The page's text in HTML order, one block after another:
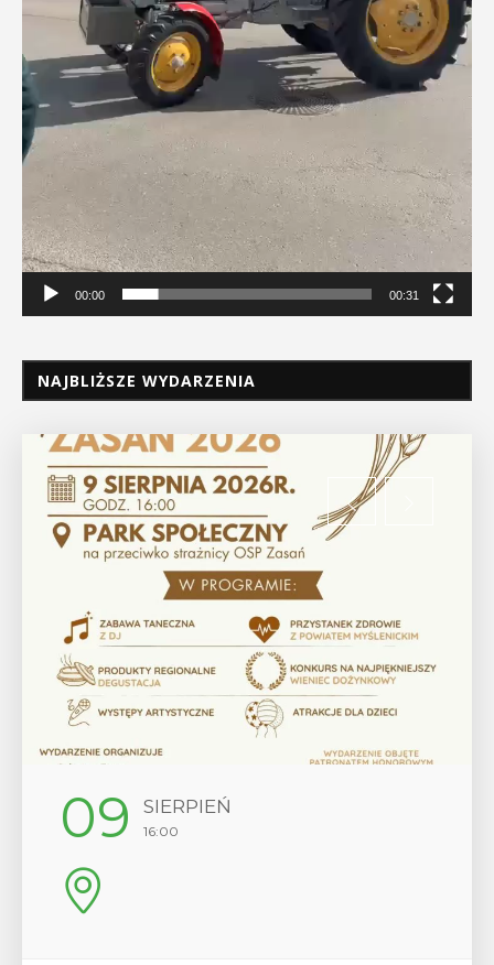
00:00 00:31
NAJBLIŻSZE WYDARZENIA
12 SIERPIEŃ
17:00